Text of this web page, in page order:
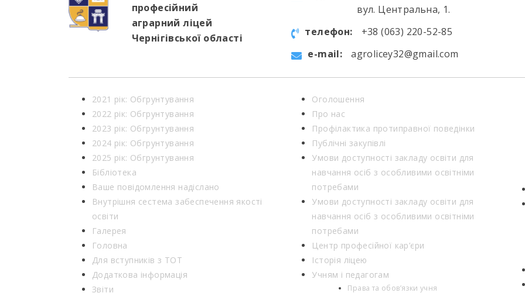
професійний
аграрний ліцей
Чернігівської області
вул. Центральна, 1.
телефон:
+38 (063) 220-52-85
e-mail:
agrolicey32@gmail.com
2021 рік: Обгрунтування
2022 рік: Обгрунтування
2023 рік: Обгрунтування
2024 рік: Обгрунтування
2025 рік: Обгрунтування
Бібліотека
Ваше повідомлення надіслано
Внутрішня сестема забеспечення якості
освіти
Галерея
Головна
Для вступників з ТОТ
Додаткова інформація
Звіти
Оголошення
Про нас
Профілактика протиправної поведінки
Публічні закупівлі
Умови доступності закладу освіти для
навчання осіб з особливими освітніми
потребами
Умови доступності закладу освіти для
навчання осіб з особливими освітніми
потребами
Центр професійної кар’єри
Історія ліцею
Учням і педагогам
Права та обов’язки учня